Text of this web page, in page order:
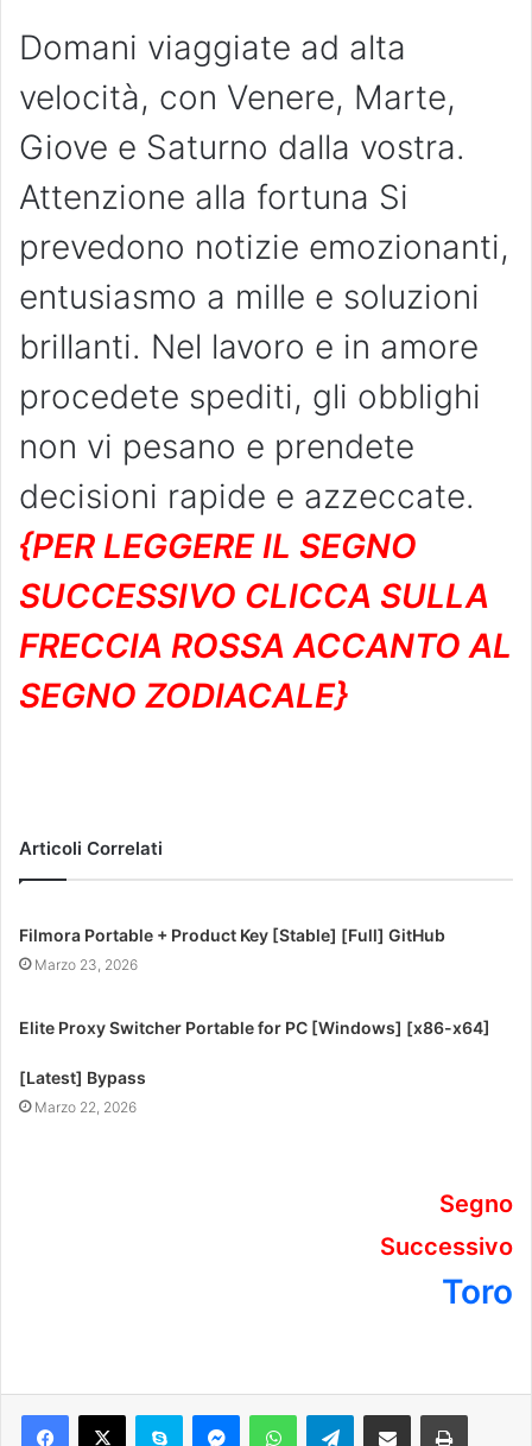
Domani viaggiate ad alta
velocità, con Venere, Marte,
Giove e Saturno dalla vostra.
Attenzione alla fortuna Si
prevedono notizie emozionanti,
entusiasmo a mille e soluzioni
brillanti. Nel lavoro e in amore
procedete spediti, gli obblighi
non vi pesano e prendete
decisioni rapide e azzeccate.
{PER LEGGERE IL SEGNO
SUCCESSIVO CLICCA SULLA
FRECCIA ROSSA ACCANTO AL
SEGNO ZODIACALE}
Articoli Correlati
Filmora Portable + Product Key [Stable] [Full] GitHub
Marzo 23, 2026
Elite Proxy Switcher Portable for PC [Windows] [x86-x64]
[Latest] Bypass
Marzo 22, 2026
Segno
Successivo
Toro